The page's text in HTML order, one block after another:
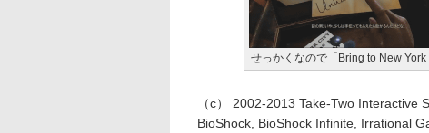
せっかくなので「Bring to New
（c） 2002-2013 Take-Two Interactive
BioShock, BioShock Infinite, Irrational